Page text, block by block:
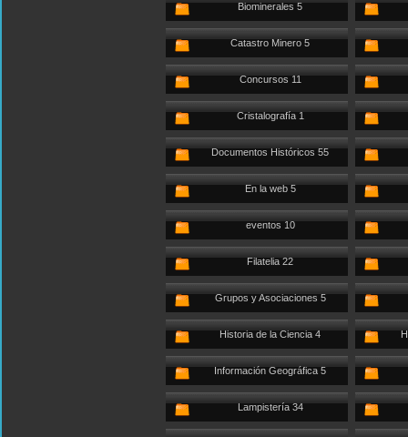
Biominerales 5
Catastro Minero 5
Concursos 11
Cristalografía 1
Documentos Históricos 55
En la web 5
eventos 10
Filatelia 22
Grupos y Asociaciones 5
Historia de la Ciencia 4
Información Geográfica 5
Lampistería 34